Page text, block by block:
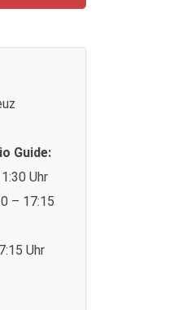
Guide:
Uhr
– 17:15
Uhr